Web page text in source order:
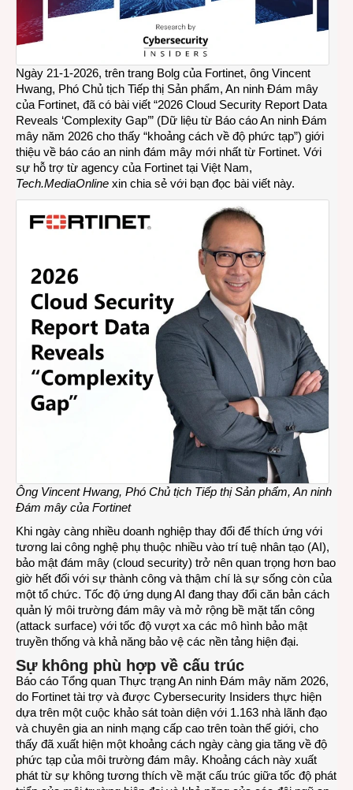
Ngày 21-1-2026, trên trang Bolg của Fortinet, ông Vincent
Hwang, Phó Chủ tịch Tiếp thị Sản phẩm, An ninh Đám mây
của Fortinet, đã có bài viết “2026 Cloud Security Report Data
Reveals ‘Complexity Gap’” (Dữ liệu từ Báo cáo An ninh Đám
mây năm 2026 cho thấy “khoảng cách về độ phức tạp”) giới
thiệu về báo cáo an ninh đám mây mới nhất từ Fortinet. Với
sự hỗ trợ từ agency của Fortinet tại Việt Nam,
Tech.MediaOnline xin chia sẻ với bạn đọc bài viết này.
Ông Vincent Hwang, Phó Chủ tịch Tiếp thị Sản phẩm, An ninh
Đám mây của Fortinet
Khi ngày càng nhiều doanh nghiệp thay đổi để thích ứng với
tương lai công nghệ phụ thuộc nhiều vào trí tuệ nhân tạo (AI),
bảo mật đám mây (cloud security) trở nên quan trọng hơn bao
giờ hết đối với sự thành công và thậm chí là sự sống còn của
một tổ chức. Tốc độ ứng dụng AI đang thay đổi căn bản cách
quản lý môi trường đám mây và mở rộng bề mặt tấn công
(attack surface) với tốc độ vượt xa các mô hình bảo mật
truyền thống và khả năng bảo vệ các nền tảng hiện đại.
Sự không phù hợp về cấu trúc
Báo cáo Tổng quan Thực trạng An ninh Đám mây năm 2026,
do Fortinet tài trợ và được Cybersecurity Insiders thực hiện
dựa trên một cuộc khảo sát toàn diện với 1.163 nhà lãnh đạo
và chuyên gia an ninh mạng cấp cao trên toàn thế giới, cho
thấy đã xuất hiện một khoảng cách ngày càng gia tăng về độ
phức tạp của môi trường đám mây. Khoảng cách này xuất
phát từ sự không tương thích về mặt cấu trúc giữa tốc độ phát